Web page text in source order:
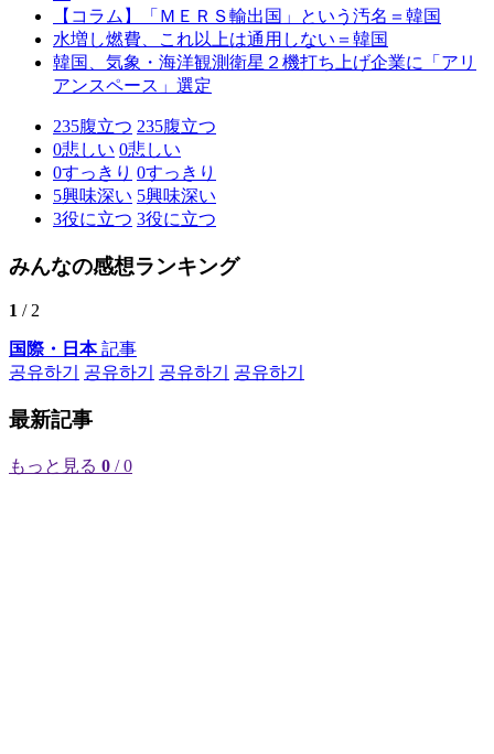
【コラム】「ＭＥＲＳ輸出国」という汚名＝韓国
水増し燃費、これ以上は通用しない＝韓国
韓国、気象・海洋観測衛星２機打ち上げ企業に「アリ
アンスペース」選定
235腹立つ 235腹立つ
0悲しい 0悲しい
0すっきり 0すっきり
5興味深い 5興味深い
3役に立つ 3役に立つ
みんなの感想ランキング
1 / 2
国際・日本記事
공유하기
공유하기 공유하기 공유하기
最新記事
もっと見る 0 / 0